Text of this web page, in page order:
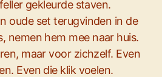
gekleurde staven.
oude set terugvinden in de
nemen hem mee naar huis.
maar voor zichzelf. Even
Even die klik voelen.